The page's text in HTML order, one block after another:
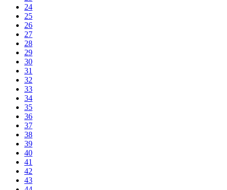
24
25
26
27
28
29
30
31
32
33
34
35
36
37
38
39
40
41
42
43